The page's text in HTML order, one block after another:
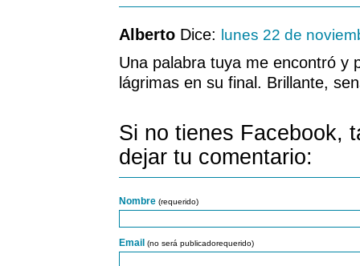
Alberto Dice: lunes 22 de
Una palabra tuya me encontró y
lágrimas en su final. Brillante,
Si no tienes Facebook,
dejar tu comentario:
Nombre (requerido)
Email (no será publicadorequerido)